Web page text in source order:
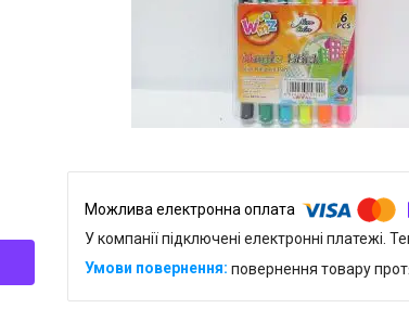
У компанії підключені електронні
повернення товару